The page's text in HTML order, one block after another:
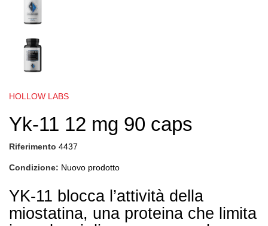
HOLLOW LABS
Yk-11 12 mg 90 caps
Riferimento 4437
Condizione: Nuovo prodotto
YK-11 blocca l’attività della
miostatina, una proteina che limita